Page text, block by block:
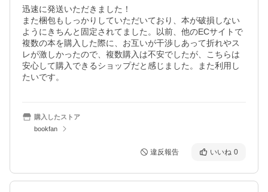
迅速に発送いただきました！
また梱包もしっかりしていただいており、本が破損しない
ようにきちんと固定されてました。以前、他のECサイトで
複数の本を購入した際に、お互いが干渉しあって折れやス
レが激しかったので、複数購入は不安でしたが、こちらは
安心して購入できるショップだと感じました。また利用し
たいです。
購入したストア
bookfan
違反報告 いいね 0